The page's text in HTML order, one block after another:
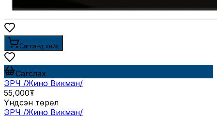
Сагсанд хийх
Сагслах
ЭРЧ /Жино Викман/
55,000₮
Үндсэн төрөл
ЭРЧ /Жино Викман/